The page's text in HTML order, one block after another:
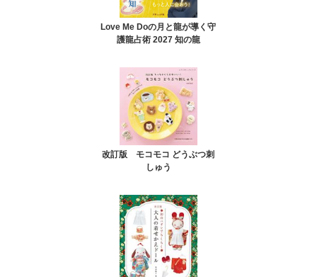
Love Me Doの月と龍が導く守
護龍占術 2027 知の龍
改訂版 モコモコ どうぶつ刺
しゅう